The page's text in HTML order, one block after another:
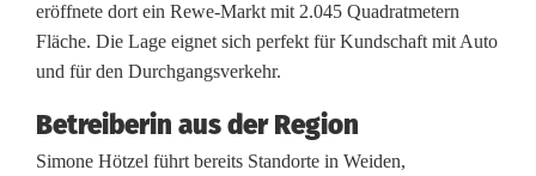
n
a
l
d
eröffnete dort ein Rewe-Markt mit 2.045 Quadratmetern
Fläche. Die Lage eignet sich perfekt für Kundschaft mit Auto
und für den Durchgangsverkehr.
Betreiberin aus der Region
Simone Hötzel führt bereits Standorte in Weiden,